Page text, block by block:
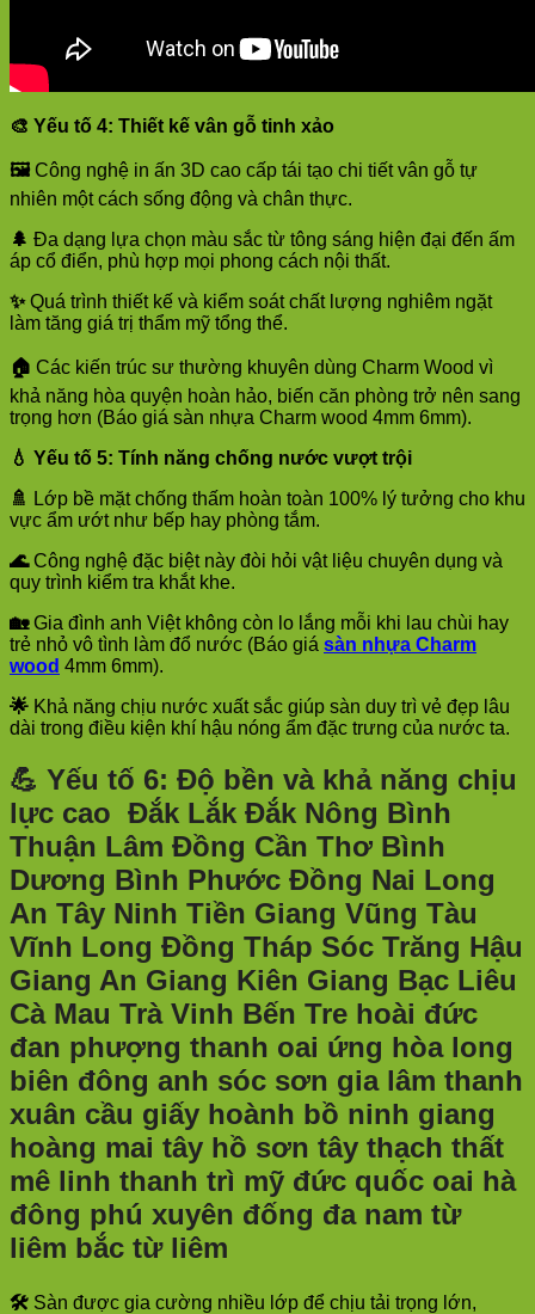
🎨 Yếu tố 4: Thiết kế vân gỗ tinh xảo
🖼️Công nghệ in ấn 3D cao cấp tái tạo chi tiết vân gỗ tự
nhiên một cách sống động và chân thực.
🌲 Đa dạng lựa chọn màu sắc từ tông sáng hiện đại đến ấm
áp cổ điển, phù hợp mọi phong cách nội thất.
✨Quá trình thiết kế và kiểm soát chất lượng nghiêm ngặt
làm tăng giá trị thẩm mỹ tổng thể.
🏠 Các kiến trúc sư thường khuyên dùng Charm Wood vì
khả năng hòa quyện hoàn hảo, biến căn phòng trở nên sang
trọng hơn (Báo giá sàn nhựa Charm wood 4mm 6mm).
💧 Yếu tố 5: Tính năng chống nước vượt trội
🚿 Lớp bề mặt chống thấm hoàn toàn 100% lý tưởng cho khu
vực ẩm ướt như bếp hay phòng tắm.
🌊Công nghệ đặc biệt này đòi hỏi vật liệu chuyên dụng và
quy trình kiểm tra khắt khe.
🏡Gia đình anh Việt không còn lo lắng mỗi khi lau chùi hay
trẻ nhỏ vô tình làm đổ nước (Báo giá sàn nhựa Charm
wood 4mm 6mm).
🌟 Khả năng chịu nước xuất sắc giúp sàn duy trì vẻ đẹp lâu
dài trong điều kiện khí hậu nóng ẩm đặc trưng của nước ta.
💪 Yếu tố 6: Độ bền và khả năng chịu
lực cao Đắk Lắk Đắk Nông Bình
Thuận Lâm Đồng Cần Thơ Bình
Dương Bình Phước Đồng Nai Long
An Tây Ninh Tiền Giang Vũng Tàu
Vĩnh Long Đồng Tháp Sóc Trăng Hậu
Giang An Giang Kiên Giang Bạc Liêu
Cà Mau Trà Vinh Bến Tre hoài đức
đan phượng thanh oai ứng hòa long
biên đông anh sóc sơn gia lâm thanh
xuân cầu giấy hoành bồ ninh giang
hoàng mai tây hồ sơn tây thạch thất
mê linh thanh trì mỹ đức quốc oai hà
đông phú xuyên đống đa nam từ
liêm bắc từ liêm
🛠️ Sàn được gia cường nhiều lớp để chịu tải trọng lớn,